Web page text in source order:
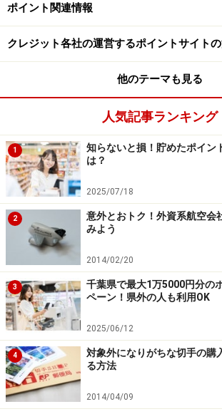
などについて当社は一切の責任を負いません。
最新の情報や詳細については、必ず各金融機
の公式情報をご確認ください。
2
ポイント関連情報
クレジット各社の運営するポイントサイト
他のテーマも見る
人気記事ランキング
1
知らないと損！貯めたポイン
は？
2025/07/18
2
意外とおトク！外資系航空会
みよう
2014/02/20
3
千葉県で最大1万5000円分の
ペーン！県外の人も利用OK
2025/06/12
4
対象外になりがちな切手の購
る方法
2014/04/09